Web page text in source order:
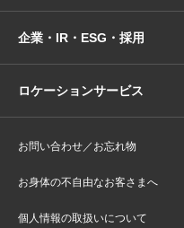
企業・IR・ESG・採用
ロケーションサービス
お問い合わせ／お忘れ物
お身体の不自由なお客さまへ
個人情報の取扱いについて